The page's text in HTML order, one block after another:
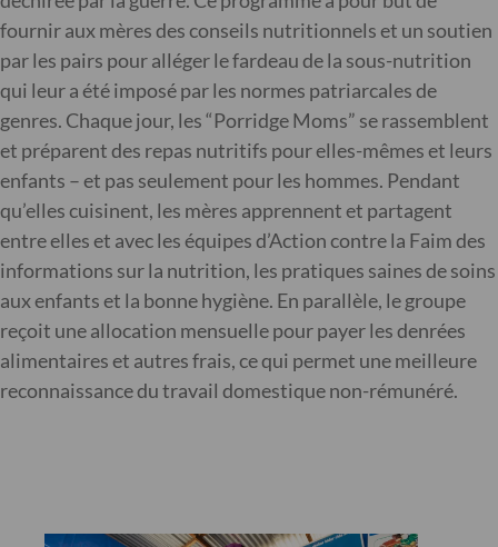
fournir aux mères des conseils nutritionnels et un soutien
par les pairs pour alléger le fardeau de la sous-nutrition
qui leur a été imposé par les normes patriarcales de
genres. Chaque jour, les “Porridge Moms” se rassemblent
et préparent des repas nutritifs pour elles-mêmes et leurs
enfants – et pas seulement pour les hommes. Pendant
qu’elles cuisinent, les mères apprennent et partagent
entre elles et avec les équipes d’Action contre la Faim des
informations sur la nutrition, les pratiques saines de soins
aux enfants et la bonne hygiène. En parallèle, le groupe
reçoit une allocation mensuelle pour payer les denrées
alimentaires et autres frais, ce qui permet une meilleure
reconnaissance du travail domestique non-rémunéré.